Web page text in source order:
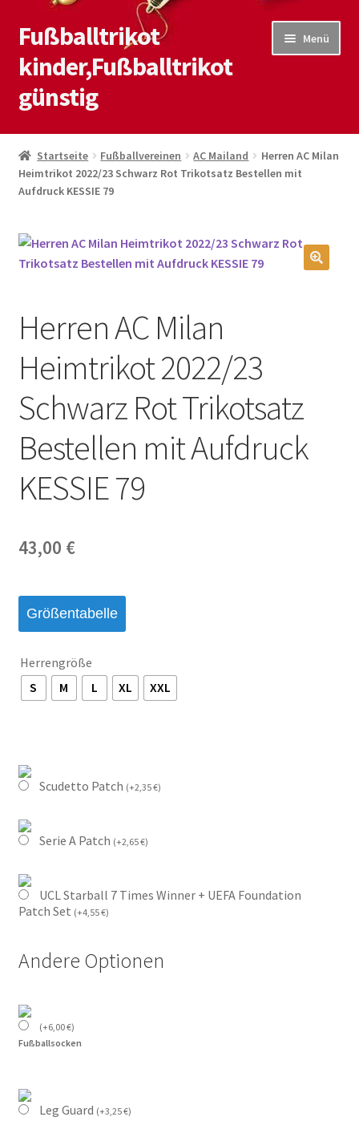
Zur
Navigation
springen
Zum
Inhalt
springen
Fußballtrikot
kinder,Fußballtrikot
günstig
Menü
Start
Blog
Kontaktiere uns
Shop
Startseite Fußballvereinen AC Mailand
Herren AC Milan
Heimtrikot 2022/23 Schwarz Rot Trikotsatz Bestellen mit
Aufdruck KESSIE 79
Herren AC Milan
Heimtrikot 2022/23
Schwarz Rot Trikotsatz
Bestellen mit Aufdruck
KESSIE 79
43,00 €
Größentabelle
Herrengröße
S
M L XL XXL
Scudetto Patch (+2,35€)
Serie A Patch (+2,65€)
UCL Starball 7 Times Winner + UEFA Foundation
Patch Set (+4,55€)
Andere Optionen
(+6,00€)
Fußballsocken
Leg Guard (+3,25€)